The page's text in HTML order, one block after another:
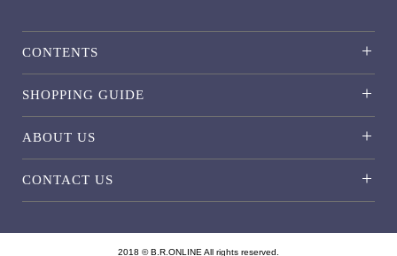
CONTENTS
SHOPPING GUIDE
ABOUT US
CONTACT US
2018 © B.R.ONLINE All rights reserved.